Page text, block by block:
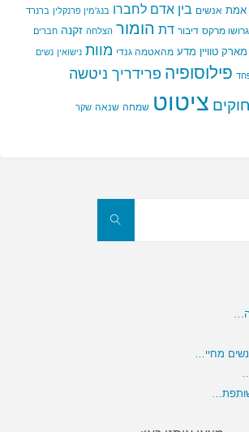
אמת אנשים בין אדם לחברו בנג'מין פרנקלין ברנרד
גרושו מרקס דיבור דת הומור הצלחה זקנה חברים
מארק טוויין מדע מהאטמה גנדי מוות נישואין נשים
פילוסופיה פרידריך ניטשה
ציטוט שמחה שנאה שקר
חפשו
מחיי…